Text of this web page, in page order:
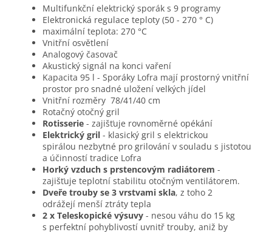
Multifunkční elektrický sporák s 9 programy
Elektronická regulace teploty (50 - 270 ° C)
maximální teplota: 270 °C
Vnitřní osvětlení
Analogový časovač
Akustický signál na konci vaření
Kapacita 95 l - Sporáky Lofra mají prostorný vnitřní
prostor pro snadné uložení velkých jídel
Vnitřní rozměry 78/41/40 cm
Rotačný otočný gril
Rotisserie - zajišťuje rovnoměrné opékání
Elektrický gril - klasický gril s elektrickou
spirálou nezbytné pro grilování v souladu s jistotou
a účinností tradice Lofra
Horký vzduch s prstencovým radiátorem -
zajišťuje teplotní stabilitu otočným ventilátorem.
Dveře trouby se 3 vrstvami skla, z toho 2
odrážejí menší ztráty tepla
2 x Teleskopické výsuvy - nesou váhu do 15 kg
s perfektní pohyblivostí uvnitř trouby, aniž by